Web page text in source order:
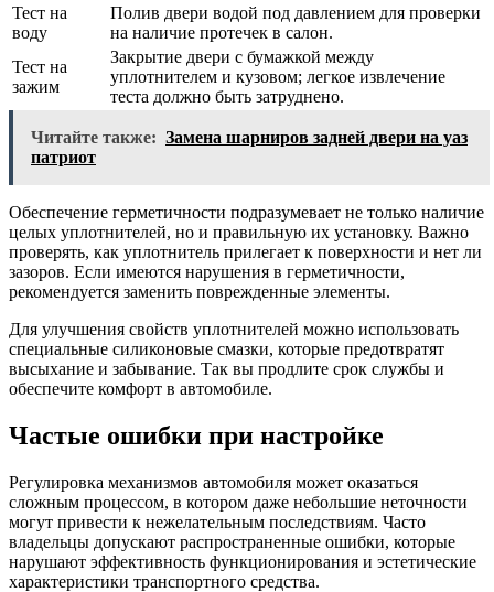
Тест на
воду
Полив двери водой под давлением для проверки
на наличие протечек в салон.
Тест на
зажим
Закрытие двери с бумажкой между
уплотнителем и кузовом; легкое извлечение
теста должно быть затруднено.
Читайте также: Замена шарниров задней двери на уаз
патриот
Обеспечение герметичности подразумевает не только наличие
целых уплотнителей, но и правильную их установку. Важно
проверять, как уплотнитель прилегает к поверхности и нет ли
зазоров. Если имеются нарушения в герметичности,
рекомендуется заменить поврежденные элементы.
Для улучшения свойств уплотнителей можно использовать
специальные силиконовые смазки, которые предотвратят
высыхание и забывание. Так вы продлите срок службы и
обеспечите комфорт в автомобиле.
Частые ошибки при настройке
Регулировка механизмов автомобиля может оказаться
сложным процессом, в котором даже небольшие неточности
могут привести к нежелательным последствиям. Часто
владельцы допускают распространенные ошибки, которые
нарушают эффективность функционирования и эстетические
характеристики транспортного средства.